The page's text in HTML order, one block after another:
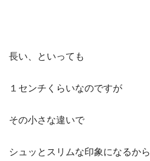
長い、といっても
１センチくらいなのですが
その小さな違いで
シュッとスリムな印象になるから